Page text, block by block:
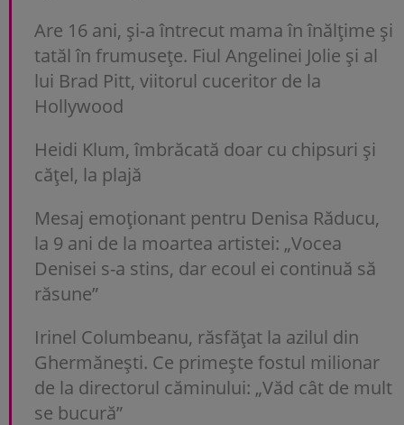
Are 16 ani, și-a întrecut mama în înălțime și
tatăl în frumusețe. Fiul Angelinei Jolie și al
lui Brad Pitt, viitorul cuceritor de la
Hollywood
Heidi Klum, îmbrăcată doar cu chipsuri și
cățel, la plajă
Mesaj emoționant pentru Denisa Răducu,
la 9 ani de la moartea artistei: „Vocea
Denisei s-a stins, dar ecoul ei continuă să
răsune”
Irinel Columbeanu, răsfățat la azilul din
Ghermănești. Ce primește fostul milionar
de la directorul căminului: „Văd cât de mult
se bucură”